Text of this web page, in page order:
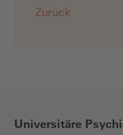
Zurück
Universitäre